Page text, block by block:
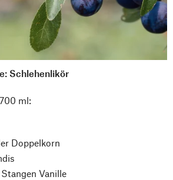
Schlehenlikör
ml:
Doppelkorn
Vanille